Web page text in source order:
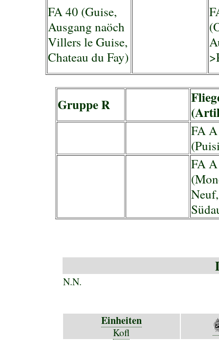
FA 40 (Guise,
Ausgang naöch
Villers le Guise,
Chateau du Fay)
Gruppe R
FA
FA
Neuf,
N.N.
Einheiten
Kofl